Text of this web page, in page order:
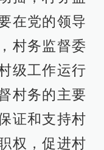
在党的领导
村务监督委
级工作运行
村务的主要
证和支持村
权，促进村